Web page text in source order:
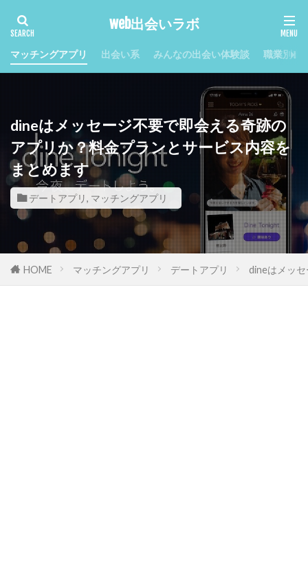
web出会いラボ
マッチングアプリ 出会い系 みんなの出会い体験談 職業別出
dineはメッセージ不要で即会える奇跡の
アプリか？料金プランとサービス内容を
まとめます
デートアプリ, マッチングアプリ
HOME マッチングアプリ デートアプリ dineはメッ